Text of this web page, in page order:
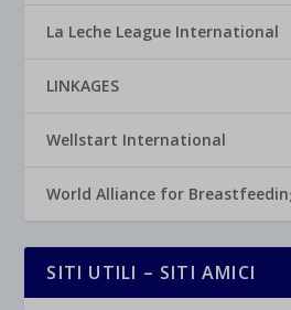
La Leche League International
LINKAGES
Wellstart International
World Alliance for
SITI UTILI – SITI AMICI